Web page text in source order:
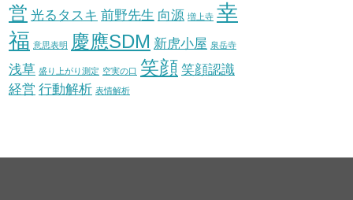
営 光るタスキ 前野先生 向源 増上寺 幸
福 意思表明 慶應SDM 新虎小屋 泉岳寺
浅草 盛り上がり測定 空実の口 笑顔 笑顔認識
経営 行動解析 表情解析